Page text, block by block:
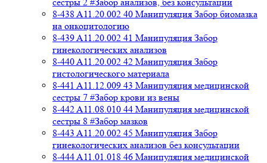
8-438 A11.20.002 40 Манипуляция Забор биомазка
на онкоцитологию
8-439 A11.20.002 41 Манипуляция Забор
гинекологических анализов
8-440 A11.20.002 42 Манипуляция Забор
гистологического материала
8-441 A11.12.009 43 Манипуляция медицинской
сестры 7 #Забор крови из вены
8-442 A11.08.010 44 Манипуляция медицинской
сестры 8 #Забор мазков
8-443 A11.20.002 45 Манипуляция Забор
гинекологических анализов без консультации
8-444 A11.01.018 46 Манипуляция медицинской